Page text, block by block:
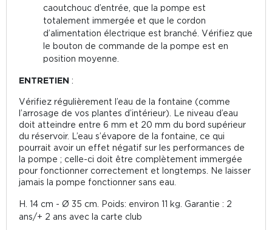
caoutchouc d’entrée, que la pompe est
totalement immergée et que le cordon
d’alimentation électrique est branché. Vérifiez que
le bouton de commande de la pompe est en
position moyenne.
ENTRETIEN :
Vérifiez régulièrement l’eau de la fontaine (comme
l’arrosage de vos plantes d’intérieur). Le niveau d’eau
doit atteindre entre 6 mm et 20 mm du bord supérieur
du réservoir. L’eau s’évapore de la fontaine, ce qui
pourrait avoir un effet négatif sur les performances de
la pompe ; celle-ci doit être complètement immergée
pour fonctionner correctement et longtemps. Ne laisser
jamais la pompe fonctionner sans eau.
H. 14 cm - Ø 35 cm. Poids: environ 11 kg. Garantie : 2
ans/+ 2 ans avec la carte club